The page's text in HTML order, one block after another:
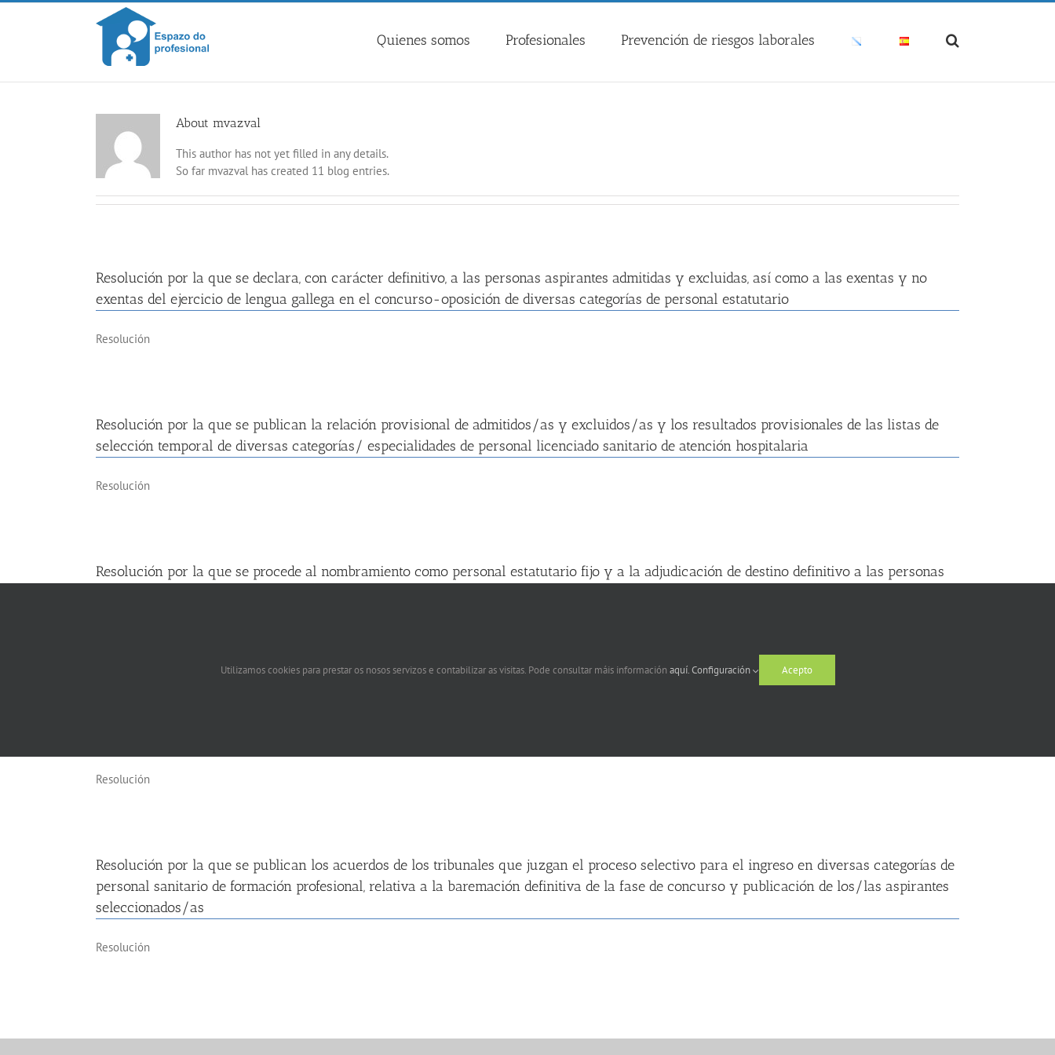
Skip
Quienes somos Profesionales Prevención de riesgos laborales
About mvazval
This author has not yet filled in any details.
So far mvazval has created 11 blog entries.
Resolución por la que se declara, con carácter definitivo, a las personas aspirantes admitidas y excluidas, así como a las exentas y no
exentas del ejercicio de lengua gallega en el concurso-oposición de diversas categorías de personal estatutario
Resolución
Resolución por la que se publican la relación provisional de admitidos/as y excluidos/as y los resultados provisionales de las listas de
selección temporal de diversas categorías/ especialidades de personal licenciado sanitario de atención hospitalaria
Resolución
Resolución por la que se procede al nombramiento como personal estatutario fijo y a la adjudicación de destino definitivo a las personas
Resolución
Resolución por la que se publican los acuerdos de los tribunales que juzgan el proceso selectivo para el ingreso en diversas categorías de
personal sanitario de formación profesional, relativa a la baremación definitiva de la fase de concurso y publicación de los/las aspirantes
seleccionados/as
Resolución
Utilizamos cookies para prestar os nosos servizos e contabilizar as visitas. Pode consultar máis información aquí.Configuración Acepto